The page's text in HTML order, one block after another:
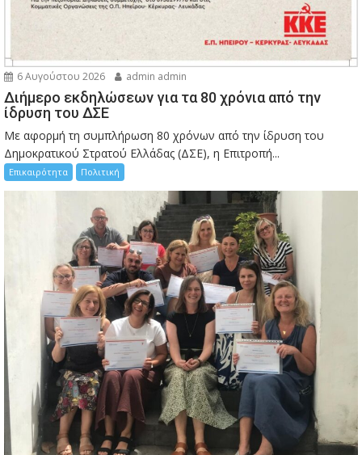
6 Αυγούστου 2026 admin admin
Διήμερο εκδηλώσεων για τα 80 χρόνια από την
ίδρυση του ΔΣΕ
Με αφορμή τη συμπλήρωση 80 χρόνων από την ίδρυση του
Δημοκρατικού Στρατού Ελλάδας (ΔΣΕ), η Επιτροπή...
Επικαιρότητα Πολιτική